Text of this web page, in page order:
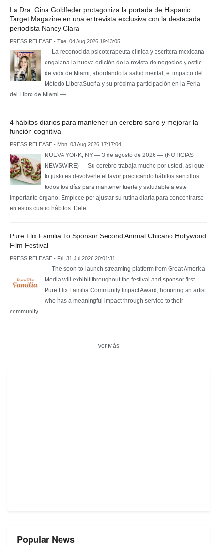
La Dra. Gina Goldfeder protagoniza la portada de Hispanic
Target Magazine en una entrevista exclusiva con la destacada
periodista Nancy Clara
PRESS RELEASE - Tue, 04 Aug 2026 19:43:05
— La reconocida psicoterapeuta clínica y escritora mexicana
engalana la nueva edición de la revista de negocios y estilo
de vida de Miami, abordando la salud mental, el impacto del
Método LiberaSueña y su próxima participación en la Feria
del Libro de Miami —
4 hábitos diarios para mantener un cerebro sano y mejorar la
función cognitiva
PRESS RELEASE - Mon, 03 Aug 2026 17:17:04
NUEVA YORK, NY — 3 de agosto de 2026 — (NOTICIAS
NEWSWIRE) — Su cerebro trabaja mucho por usted, así que
lo justo es devolverle el favor practicando hábitos sencillos
todos los días para mantener fuerte y saludable a este
importante órgano. Empiece por ajustar su rutina diaria para concentrarse
en estos cuatro hábitos. Dele …
Pure Flix Familia To Sponsor Second Annual Chicano Hollywood
Film Festival
PRESS RELEASE - Fri, 31 Jul 2026 20:01:31
— The soon-to-launch streaming platform from Great America
Media will exhibit throughout the festival and sponsor first
Pure Flix Familia Community Impact Award, honoring an artist
who has a meaningful impact through service to their
community —
Ver Más
Popular News